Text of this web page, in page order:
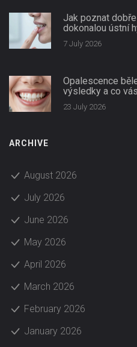
Jak poznat
dokonalou ústní
7 July 2026
Opalescence
výsledky a co
23 July 2026
ARCHIVE
August 2026
July 2026
June 2026
May 2026
April 2026
March 2026
February 2026
January 2026